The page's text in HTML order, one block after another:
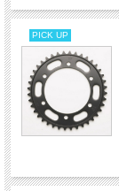
PICK UP